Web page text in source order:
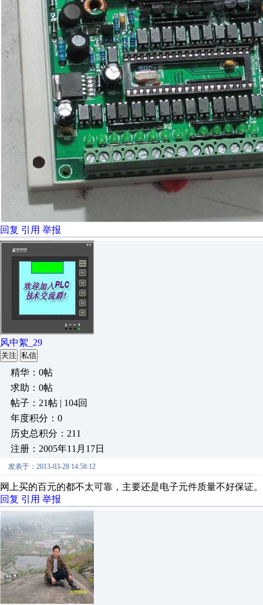
回复 引用 举报
风中絮_29
关注 私信
精华：0帖
求助：0帖
帖子：21帖 | 104回
年度积分：0
历史总积分：211
注册：2005年11月17日
发表于：2013-03-28 14:58:12
网上买的百元的都不太可靠，主要还是电子元件质量不好保证
回复 引用 举报